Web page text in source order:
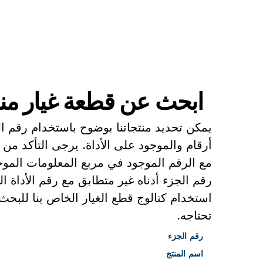
ابحث عن قطعة غيار
يمكن تحديد منتجاتنا بوضوح باستخدام
أرقام والموجود على الأداة. يرجى التأكد
مع الرقم الموجود في مربع المعلومات
رقم الجزء أدناه غير متطابق مع رقم
استخدام كتالوج قطع الغيار الخاص بنا
تحتاجه.
رقم الجزء
اسم المنتج